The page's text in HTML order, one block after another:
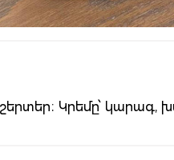
շերտեր։ Կրեմը՝